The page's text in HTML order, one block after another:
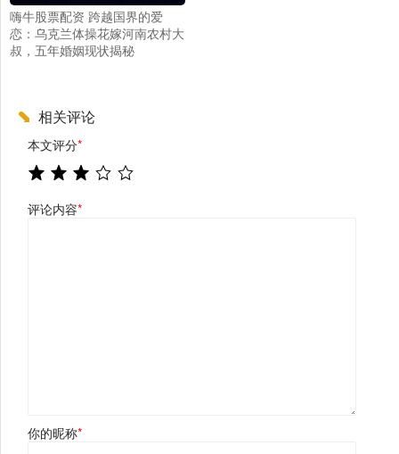
嗨牛股票配资 跨越国界的爱
恋：乌克兰体操花嫁河南农村大
叔，五年婚姻现状揭秘
相关评论
本文评分*
评论内容*
你的昵称*